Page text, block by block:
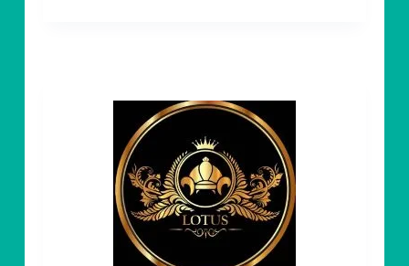
ژل
سلطنتی
دنیا